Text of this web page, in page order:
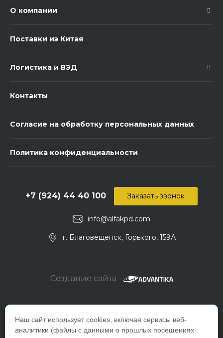
Наш сайт использует cookies, включая сервисы веб-
аналитики (файлы с данными о прошлых посещениях
О компании
Поставки из Китая
Логистика и ВЭД
Контакты
Согласие на обработку персональных данных
Политика конфиденциальности
info@alfakpd.com
+7 (924) 44 40 100
г. Благовещенск, Горького, 159А
Заказать звонок
Создание сайта -